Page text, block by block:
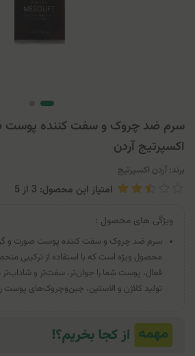
سرم ضد چروک و سفت کننده پوست
اکسپرتیج آردن
برند: آردن اکسپرتیج
امتیاز این محصول: 3 از 5
ویژگی های محصول :
سرم ضد چروک و سفت کننده پوست صورت و
محصول ویژه است که با استفاده از ترکیبی
فعال، پوست شما را جوان‌تر، سفت‌تر و
تولید کلاژن و الاستین، چین‌وچروک‌های